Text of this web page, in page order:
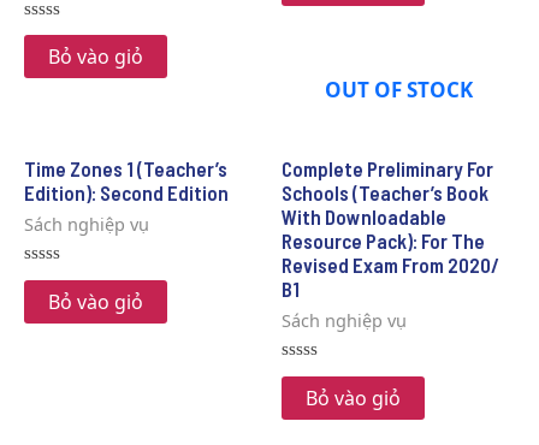
Rated
of
Bỏ vào giỏ
of
Time Zones 1 (Teacher’s
Edition): Second Edition
Sách nghiệp vụ
Rated
of
Bỏ vào giỏ
OUT OF STOCK
Complete Preliminary For
Schools (Teacher’s Book
With Downloadable
Resource Pack): For The
Revised Exam From 2020/
B1
Sách nghiệp vụ
Rated
of
Bỏ vào giỏ